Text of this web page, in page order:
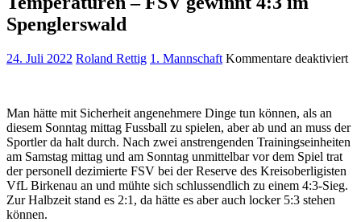
Spenglerswald
24. Juli 2022 Roland Rettig 1. Mannschaft Kommentare deaktiviertfür
–
Man hätte mit Sicherheit angenehmere Dinge tun können, als an
diesem Sonntag mittag Fussball zu spielen, aber ab und an muss der
Sportler da halt durch. Nach zwei anstrengenden Trainingseinheiten
am Samstag mittag und am Sonntag unmittelbar vor dem Spiel trat
der personell dezimierte FSV bei der Reserve des Kreisoberligisten
VfL Birkenau an und mühte sich schlussendlich zu einem 4:3-Sieg.
Zur Halbzeit stand es 2:1, da hätte es aber auch locker 5:3 stehen
können.